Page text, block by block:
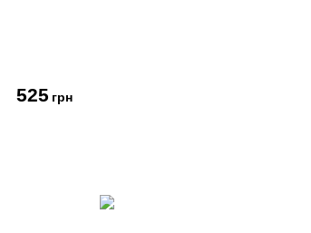
525 грн